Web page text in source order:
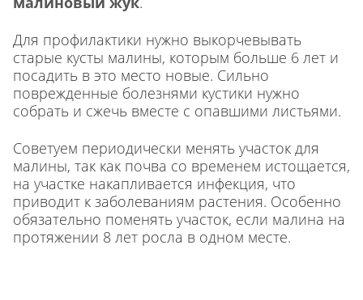
Для профилактики нужно выкорчевывать
старые кусты малины, которым больше 6 лет и
посадить в это место новые. Сильно
поврежденные болезнями кустики нужно
собрать и сжечь вместе с опавшими листьями.
Советуем периодически менять участок для
малины, так как почва со временем истощается,
на участке накапливается инфекция, что
приводит к заболеваниям растения. Особенно
обязательно поменять участок, если малина на
протяжении 8 лет росла в одном месте.